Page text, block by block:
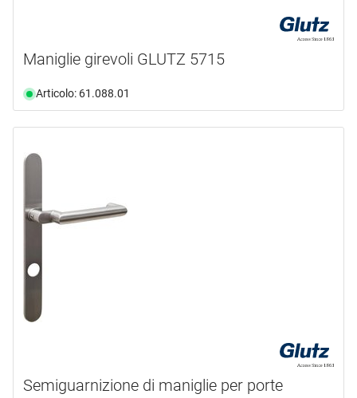
Maniglie girevoli GLUTZ 5715
Articolo: 61.088.01
Semiguarnizione di maniglie per porte